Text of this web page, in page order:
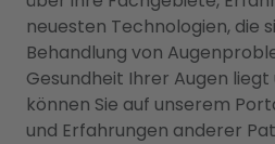
neuesten Technologien, die
Behandlung von
Gesundheit Ihrer Augen
können Sie auf unserem
und Erfahrungen anderer